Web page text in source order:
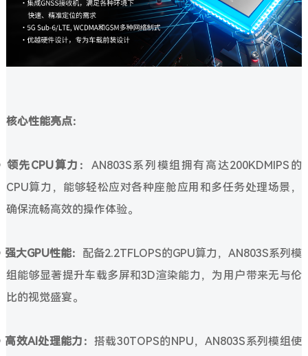
核心性能亮点：
领先CPU算力： AN803S系列模组拥有高达200KDMIPS的
CPU算力，能够轻松应对各种座舱应用和多任务处理场景，
确保流畅高效的操作体验。
强大GPU性能： 配备2.2TFLOPS的GPU算力，AN803S系列模
组能够显著提升车载多屏和3D渲染能力，为用户带来无与伦
比的视觉盛宴。
高效AI处理能力：搭载30TOPS的NPU，AN803S系列模组使